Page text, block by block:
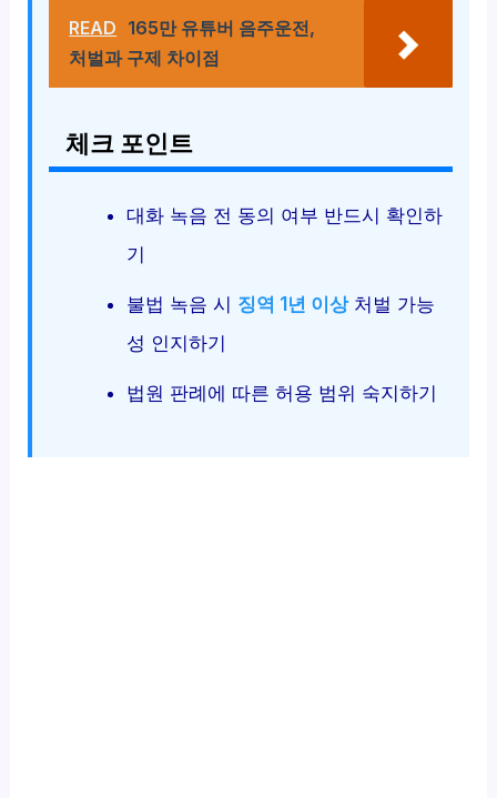
READ 165만 유튜버 음주운전,
처벌과 구제 차이점
체크 포인트
대화 녹음 전 동의 여부 반드시 확인하
기
불법 녹음 시 징역 1년 이상처벌 가능
성 인지하기
법원 판례에 따른 허용 범위 숙지하기